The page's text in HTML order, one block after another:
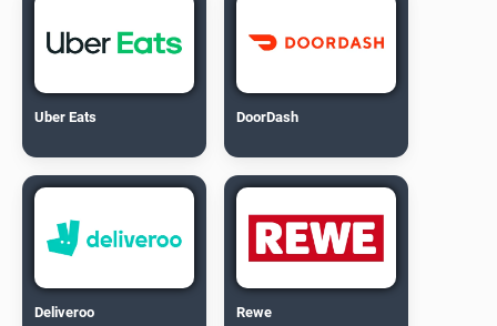
Uber Eats DoorDash
Deliveroo Rewe